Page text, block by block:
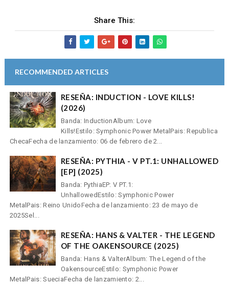
Share This:
RECOMMENDED ARTICLES
RESEÑA: INDUCTION - LOVE KILLS!
(2026)
Banda: InductionAlbum: Love
Kills!Estilo: Symphonic Power MetalPais: Republica
ChecaFecha de lanzamiento: 06 de febrero de 2...
RESEÑA: PYTHIA - V PT.1: UNHALLOWED
[EP] (2025)
Banda: PythiaEP: V PT.1:
UnhallowedEstilo: Symphonic Power
MetalPais: Reino UnidoFecha de lanzamiento: 23 de mayo de
2025Sel...
RESEÑA: HANS & VALTER - THE LEGEND
OF THE OAKENSOURCE (2025)
Banda: Hans & ValterAlbum: The Legend of the
OakensourceEstilo: Symphonic Power
MetalPais: SueciaFecha de lanzamiento: 2...